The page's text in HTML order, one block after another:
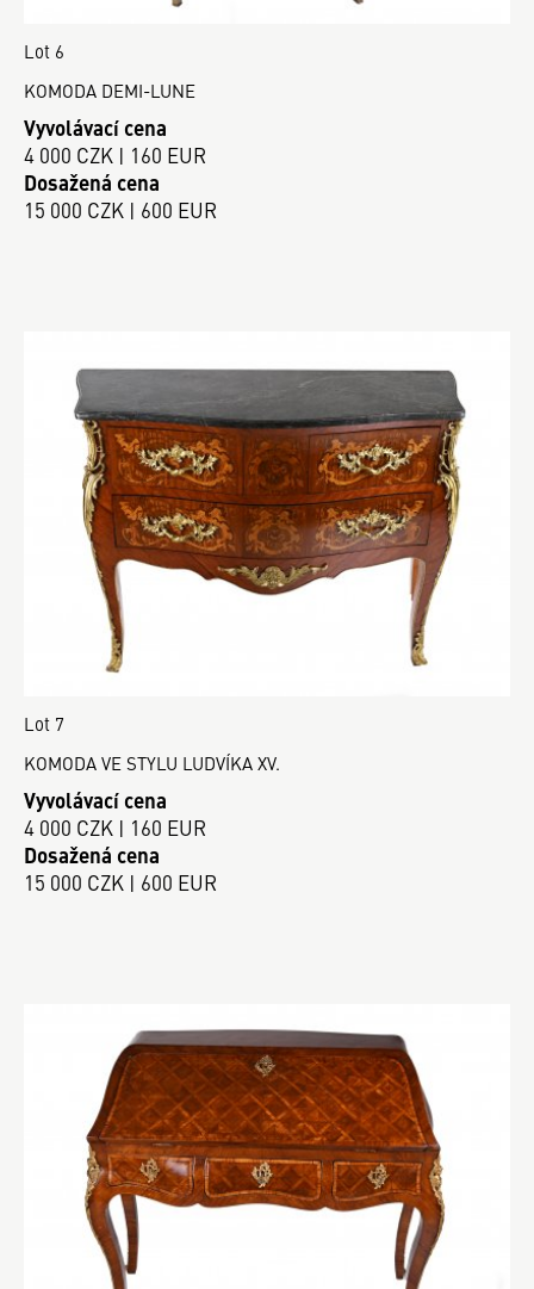
Lot 6
KOMODA DEMI-LUNE
Vyvolávací cena
4 000 CZK | 160 EUR
Dosažená cena
15 000 CZK | 600 EUR
Lot 7
KOMODA VE STYLU LUDVÍKA XV.
Vyvolávací cena
4 000 CZK | 160 EUR
Dosažená cena
15 000 CZK | 600 EUR